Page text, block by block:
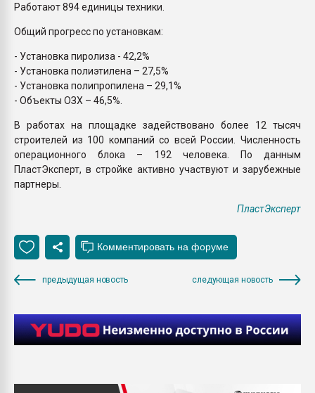
Работают 894 единицы техники.
Общий прогресс по установкам:
- Установка пиролиза - 42,2%
- Установка полиэтилена – 27,5%
- Установка полипропилена – 29,1%
- Объекты ОЗХ – 46,5%.
В работах на площадке задействовано более 12 тысяч
строителей из 100 компаний со всей России. Численность
операционного блока – 192 человека. По данным
ПластЭксперт, в стройке активно участвуют и зарубежные
партнеры.
ПластЭксперт
предыдущая новость следующая новость